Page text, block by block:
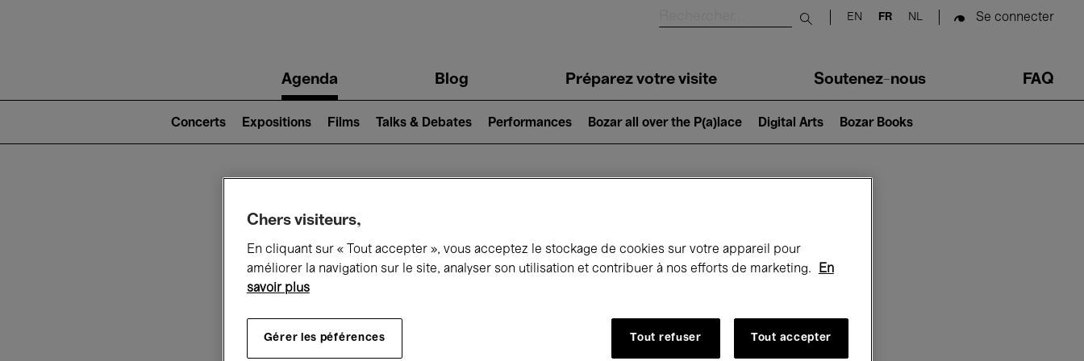
Submit search
EN FR NL Se connecter
navigationAgenda Blog Préparez votre visite Soutenez-nous FAQ
2)
Concerts Expositions Films Talks & Debates Performances Bozar all over the P(a)lace Digital Arts Bozar Books
Ce qui se passe à Bozar
Chers visiteurs,
En cliquant sur « Tout accepter », vous acceptez le stockage de cookies sur votre appareil pour
améliorer la navigation sur le site, analyser son utilisation et contribuer à nos efforts de marketing.
En
savoir plus
Gérer les péférences Tout refuser Tout accepter